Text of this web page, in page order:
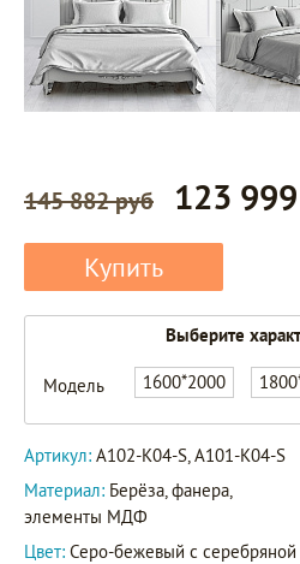
145 882 руб 123
Купить
Выберите
Модель 1600*2000
A102-
K04-S
A101-
K04-S
Артикул: A102-K04-S, A101-K04-S
Материал: Берёза, фанера,
элементы МДФ
Цвет: Серо-бежевый с серебряной